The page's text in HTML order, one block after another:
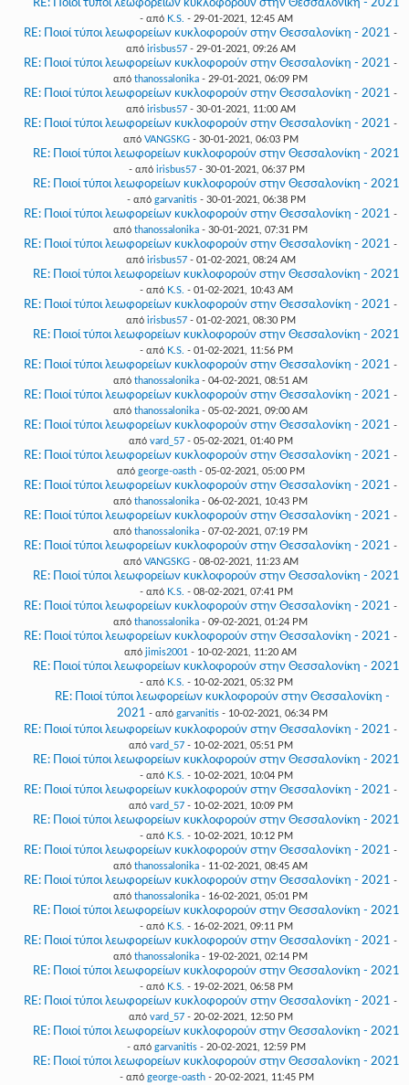
RE: Ποιοί τύποι λεωφορείων κυκλοφορούν στην Θεσσαλονίκη - 2021
- από K.S. - 29-01-2021, 12:45 AM
RE: Ποιοί τύποι λεωφορείων κυκλοφορούν στην Θεσσαλονίκη - 2021 -
από irisbus57- 29-01-2021, 09:26 AM
RE: Ποιοί τύποι λεωφορείων κυκλοφορούν στην Θεσσαλονίκη - 2021 -
από thanossalonika - 29-01-2021, 06:09 PM
RE: Ποιοί τύποι λεωφορείων κυκλοφορούν στην Θεσσαλονίκη - 2021 -
από irisbus57- 30-01-2021, 11:00 AM
RE: Ποιοί τύποι λεωφορείων κυκλοφορούν στην Θεσσαλονίκη - 2021 -
από VANGSKG- 30-01-2021, 06:03 PM
RE: Ποιοί τύποι λεωφορείων κυκλοφορούν στην Θεσσαλονίκη - 2021
- από irisbus57- 30-01-2021, 06:37 PM
RE: Ποιοί τύποι λεωφορείων κυκλοφορούν στην Θεσσαλονίκη - 2021
- από garvanitis - 30-01-2021, 06:38 PM
RE: Ποιοί τύποι λεωφορείων κυκλοφορούν στην Θεσσαλονίκη - 2021 -
από thanossalonika - 30-01-2021, 07:31 PM
RE: Ποιοί τύποι λεωφορείων κυκλοφορούν στην Θεσσαλονίκη - 2021 -
από irisbus57- 01-02-2021, 08:24 AM
RE: Ποιοί τύποι λεωφορείων κυκλοφορούν στην Θεσσαλονίκη - 2021
- από K.S. - 01-02-2021, 10:43 AM
RE: Ποιοί τύποι λεωφορείων κυκλοφορούν στην Θεσσαλονίκη - 2021 -
από irisbus57- 01-02-2021, 08:30 PM
RE: Ποιοί τύποι λεωφορείων κυκλοφορούν στην Θεσσαλονίκη - 2021
- από K.S. - 01-02-2021, 11:56 PM
RE: Ποιοί τύποι λεωφορείων κυκλοφορούν στην Θεσσαλονίκη - 2021 -
από thanossalonika - 04-02-2021, 08:51 AM
RE: Ποιοί τύποι λεωφορείων κυκλοφορούν στην Θεσσαλονίκη - 2021 -
από thanossalonika - 05-02-2021, 09:00 AM
RE: Ποιοί τύποι λεωφορείων κυκλοφορούν στην Θεσσαλονίκη - 2021 -
από vard_57- 05-02-2021, 01:40 PM
RE: Ποιοί τύποι λεωφορείων κυκλοφορούν στην Θεσσαλονίκη - 2021 -
από george-oasth- 05-02-2021, 05:00 PM
RE: Ποιοί τύποι λεωφορείων κυκλοφορούν στην Θεσσαλονίκη - 2021 -
από thanossalonika - 06-02-2021, 10:43 PM
RE: Ποιοί τύποι λεωφορείων κυκλοφορούν στην Θεσσαλονίκη - 2021 -
από thanossalonika - 07-02-2021, 07:19 PM
RE: Ποιοί τύποι λεωφορείων κυκλοφορούν στην Θεσσαλονίκη - 2021 -
από VANGSKG- 08-02-2021, 11:23 AM
RE: Ποιοί τύποι λεωφορείων κυκλοφορούν στην Θεσσαλονίκη - 2021
- από K.S. - 08-02-2021, 07:41 PM
RE: Ποιοί τύποι λεωφορείων κυκλοφορούν στην Θεσσαλονίκη - 2021 -
από thanossalonika - 09-02-2021, 01:24 PM
RE: Ποιοί τύποι λεωφορείων κυκλοφορούν στην Θεσσαλονίκη - 2021 -
από jimis2001 - 10-02-2021, 11:20 AM
RE: Ποιοί τύποι λεωφορείων κυκλοφορούν στην Θεσσαλονίκη - 2021
- από K.S. - 10-02-2021, 05:32 PM
RE: Ποιοί τύποι λεωφορείων κυκλοφορούν στην Θεσσαλονίκη -
2021 - από garvanitis - 10-02-2021, 06:34 PM
RE: Ποιοί τύποι λεωφορείων κυκλοφορούν στην Θεσσαλονίκη - 2021 -
από vard_57- 10-02-2021, 05:51 PM
RE: Ποιοί τύποι λεωφορείων κυκλοφορούν στην Θεσσαλονίκη - 2021
- από K.S. - 10-02-2021, 10:04 PM
RE: Ποιοί τύποι λεωφορείων κυκλοφορούν στην Θεσσαλονίκη - 2021 -
από vard_57- 10-02-2021, 10:09 PM
RE: Ποιοί τύποι λεωφορείων κυκλοφορούν στην Θεσσαλονίκη - 2021
- από K.S. - 10-02-2021, 10:12 PM
RE: Ποιοί τύποι λεωφορείων κυκλοφορούν στην Θεσσαλονίκη - 2021 -
από thanossalonika - 11-02-2021, 08:45 AM
RE: Ποιοί τύποι λεωφορείων κυκλοφορούν στην Θεσσαλονίκη - 2021 -
από thanossalonika - 16-02-2021, 05:01 PM
RE: Ποιοί τύποι λεωφορείων κυκλοφορούν στην Θεσσαλονίκη - 2021
- από K.S. - 16-02-2021, 09:11 PM
RE: Ποιοί τύποι λεωφορείων κυκλοφορούν στην Θεσσαλονίκη - 2021 -
από thanossalonika - 19-02-2021, 02:14 PM
RE: Ποιοί τύποι λεωφορείων κυκλοφορούν στην Θεσσαλονίκη - 2021
- από K.S. - 19-02-2021, 06:58 PM
RE: Ποιοί τύποι λεωφορείων κυκλοφορούν στην Θεσσαλονίκη - 2021 -
από vard_57- 20-02-2021, 12:50 PM
RE: Ποιοί τύποι λεωφορείων κυκλοφορούν στην Θεσσαλονίκη - 2021
- από garvanitis - 20-02-2021, 12:59 PM
RE: Ποιοί τύποι λεωφορείων κυκλοφορούν στην Θεσσαλονίκη - 2021
- από george-oasth- 20-02-2021, 11:45 PM